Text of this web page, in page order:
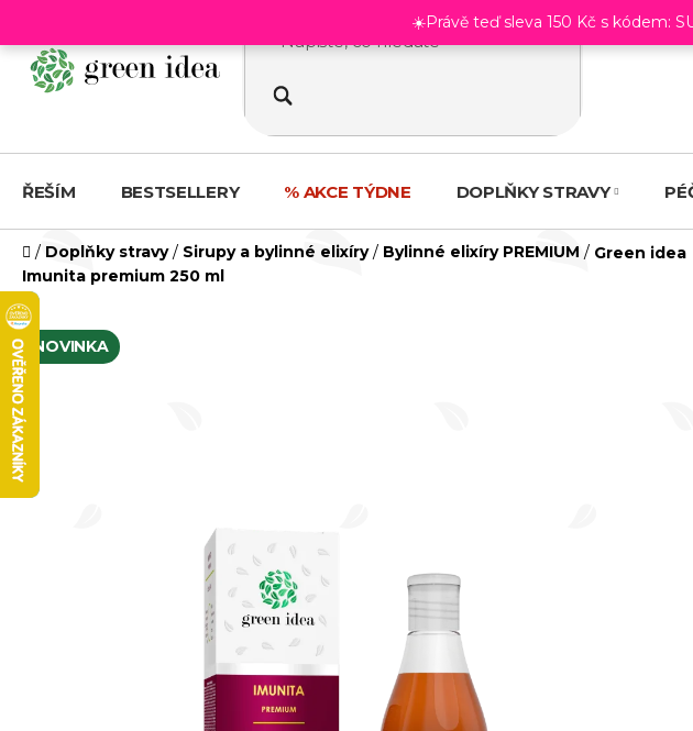
☀️Právě teď sleva 150 Kč s kódem:
ŘEŠÍM BESTSELLERY % AKCE TÝDNE DOPLŇKY STRAVY
Domů
/ Doplňky stravy / Sirupy a bylinné elixíry / Bylinné elixíry PREMIUM / Green idea
Imunita premium 250 ml
NOVINKA